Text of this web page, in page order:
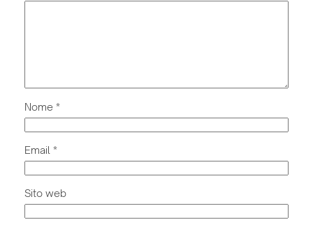
Nome *
Email *
Sito web